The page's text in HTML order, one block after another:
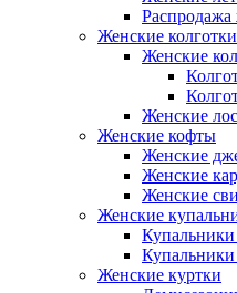
Женские
Женские
Женские
Женские кофты
Женские
Женские
Женские
Женские
Купальники
Женские куртки